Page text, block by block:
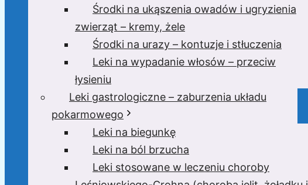
Środki na ukąszenia owadów i ugryzienia
zwierząt – kremy, żele
Środki na urazy – kontuzje i stłuczenia
Leki na wypadanie włosów – przeciw
łysieniu
Leki gastrologiczne – zaburzenia układu
pokarmowego
Leki na biegunkę
Leki na ból brzucha
Leki stosowane w leczeniu choroby